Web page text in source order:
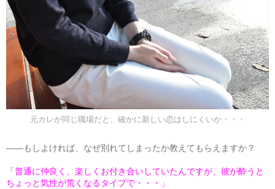
元カレが同じ職場だと、確かに新しい恋はしにくいか・・・
――もしよければ、なぜ別れてしまったか教えてもらえますか？
「普通に仲良く、楽しくお付き合いしていたんですが、彼が酔うと
ちょっと気性が荒くなるタイプで・・・」